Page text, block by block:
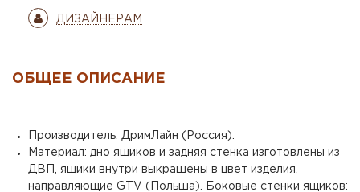
ДИЗАЙНЕРАМ
ОБЩЕЕ ОПИСАНИЕ
Производитель: ДримЛайн (Россия).
Материал: дно ящиков и задняя стенка изготовлены из
ДВП, ящики внутри выкрашены в цвет изделия,
направляющие GTV (Польша). Боковые стенки ящиков: